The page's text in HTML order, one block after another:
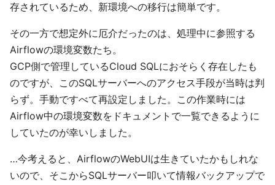
存されているため、新環境への移行は簡単です。
その一方で想定外に厄介だったのは、処理中に参照する
Airflowの環境変数たち。
GCP側で管理しているCloud SQLにおそらく存在したも
のですが、このSQLサーバーへのアクセス手段が当時は判
らず。手動ですべて再設定しました。この作業時には
Airflow中の環境変数をドキュメントで一覧できるように
していたのが幸いしました。
…今考えると、AirflowのWebUIは生きていたかもしれな
いので、そこからSQLサーバー叩いて情報バックアップで